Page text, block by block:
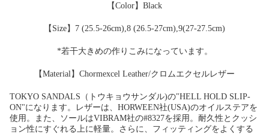
【Color】Black
【Size】7 (25.5-26cm),8 (26.5-27cm),9(27-27.5cm)
*若干大きめの作りこみになっています。
【Material】Chormexcel Leather/クロムエクセルレザー
TOKYO SANDALS（トウキョウサンダル)の"HELL HOLD SLIP-
ON"になります。レザーは、HORWEEN社(USA)のオイルステアを
使用。また、ソールはVIBRAM社の#8327を採用。耐久性とクッシ
ョン性にすぐれる上に軽量。さらに、フィッティングをよくする